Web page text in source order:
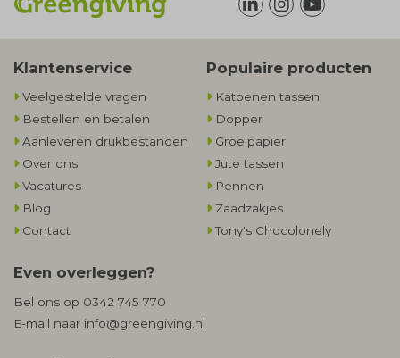
Klantenservice
Veelgestelde vragen
Bestellen en betalen
Aanleveren drukbestanden
Over ons
Vacatures
Blog
Contact
Populaire producten
Katoenen tassen
Dopper
Groeipapier
Jute tassen
Pennen
Zaadzakjes
Tony's Chocolonely
Even overleggen?
Bel ons op 0342 745 770
E-mail naar info@greengiving.nl